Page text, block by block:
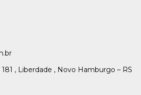
, Liberdade , Novo Hamburgo – RS